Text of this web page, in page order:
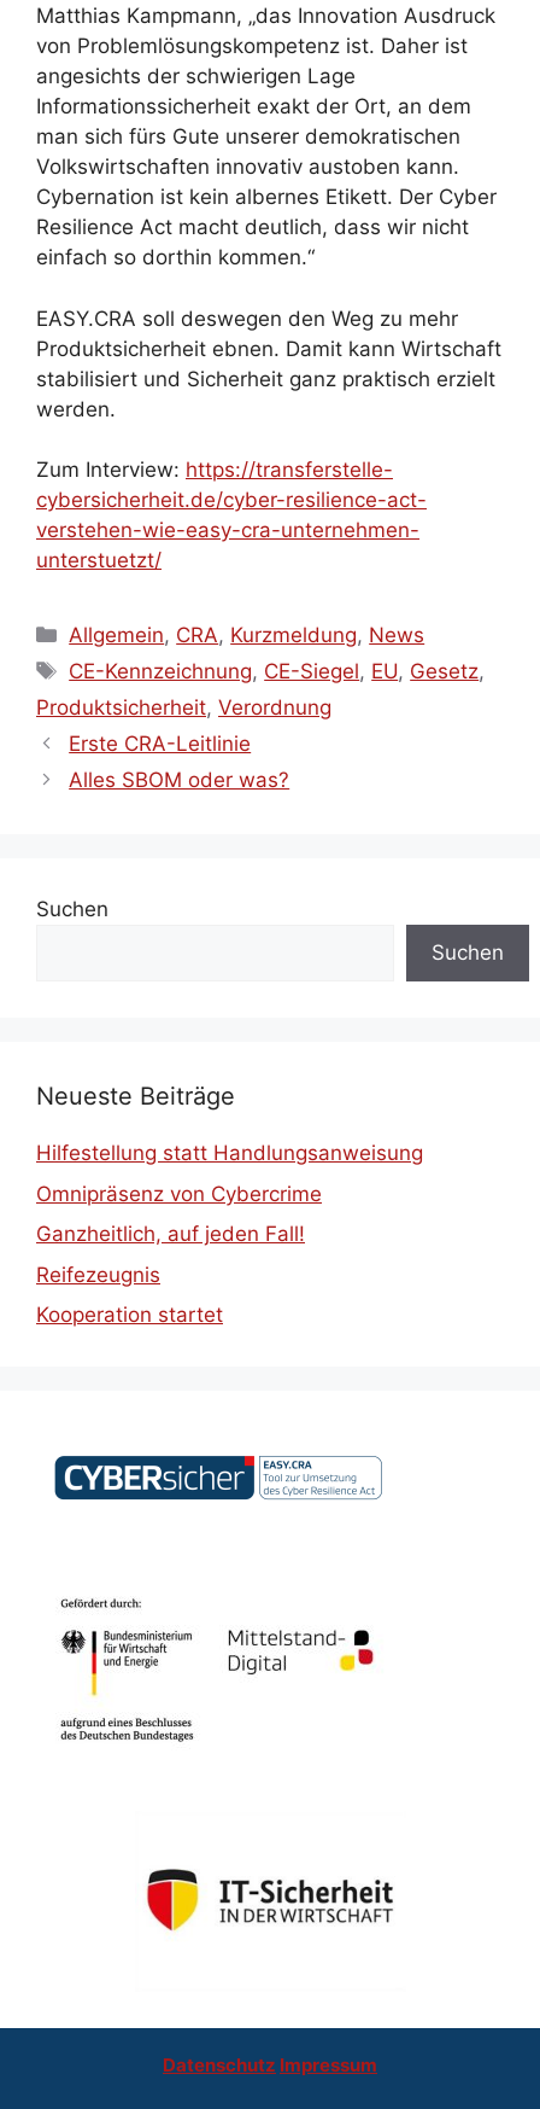
Matthias Kampmann, „das Innovation Ausdruck
von Problemlösungskompetenz ist. Daher ist
angesichts der schwierigen Lage
Informationssicherheit exakt der Ort, an dem
man sich fürs Gute unserer demokratischen
Volkswirtschaften innovativ austoben kann.
Cybernation ist kein albernes Etikett. Der Cyber
Resilience Act macht deutlich, dass wir nicht
einfach so dorthin kommen.“
EASY.CRA soll deswegen den Weg zu mehr
Produktsicherheit ebnen. Damit kann Wirtschaft
stabilisiert und Sicherheit ganz praktisch erzielt
werden.
Zum Interview: https://transferstelle-
cybersicherheit.de/cyber-resilience-act-
verstehen-wie-easy-cra-unternehmen-
unterstuetzt/
Kategorien
Allgemein, CRA, Kurzmeldung, News
Schlagwörter
CE-Kennzeichnung, CE-Siegel, EU, Gesetz,
Produktsicherheit, Verordnung
Erste CRA-Leitlinie
Alles SBOM oder was?
Suchen
Suchen
Neueste Beiträge
Hilfestellung statt Handlungsanweisung
Omnipräsenz von Cybercrime
Ganzheitlich, auf jeden Fall!
Reifezeugnis
Kooperation startet
Datenschutz Impressum